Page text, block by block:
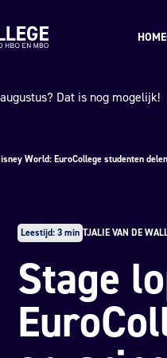
HOME
Dat is nog mogelijk!
World: EuroCollege studenten
Leestijd: 3 min TJALIE VAN DE
Stage